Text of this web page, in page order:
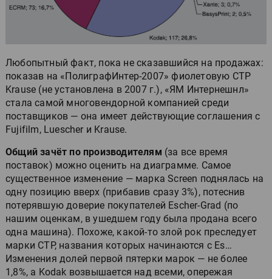
Любопытный факт, пока не сказавшийся на продажах:
показав на «ПолиграфИнтер-2007» фиолетовую CTP
Krause (не установлена в 2007 г.), «ЯМ Интернешнл»
стала самой многовендорной компанией среди
поставщиков — она имеет действующие соглашения c
Fujifilm, Luescher и Krause.
Общий зачёт по производителям (за все время
поставок) можно оценить на диаграмме. Самое
существенное изменение — марка Screen поднялась на
одну позицию вверх (прибавив сразу 3%), потеснив
потерявшую доверие покупателей Escher-Grad (по
нашим оценкам, в ушедшем году была продана всего
одна машина). Похоже, какой-то злой рок преследует
марки CTP, названия которых начинаются с Es…
Изменения долей первой пятерки марок — не более
1,8%, а Kodak возвышается над всеми, опережая